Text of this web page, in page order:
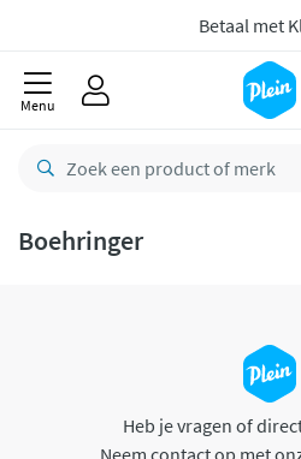
Betaal met
Menu
Boehringer
Heb je vragen of
Neem contact op met